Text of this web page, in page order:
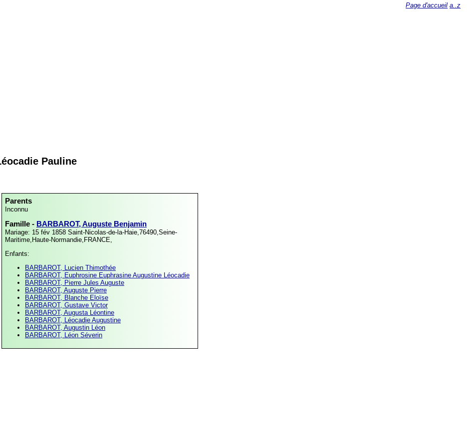
Pauline
Parents
Inconnu
Famille - BARBAROT, Auguste Benjamin
Mariage: 15 fév 1858 Saint-Nicolas-de-la-Haie,76490,Seine-
Maritime,Haute-Normandie,FRANCE,
Enfants:
BARBAROT, Lucien Thimothée
BARBAROT, Euphrosine Euphrasine Augustine Léocadie
BARBAROT, Pierre Jules Auguste
BARBAROT, Auguste Pierre
BARBAROT, Blanche Eloïse
BARBAROT, Gustave Victor
BARBAROT, Augusta Léontine
BARBAROT, Léocadie Augustine
BARBAROT, Augustin Léon
BARBAROT, Léon Séverin
Page d'accueil a..z